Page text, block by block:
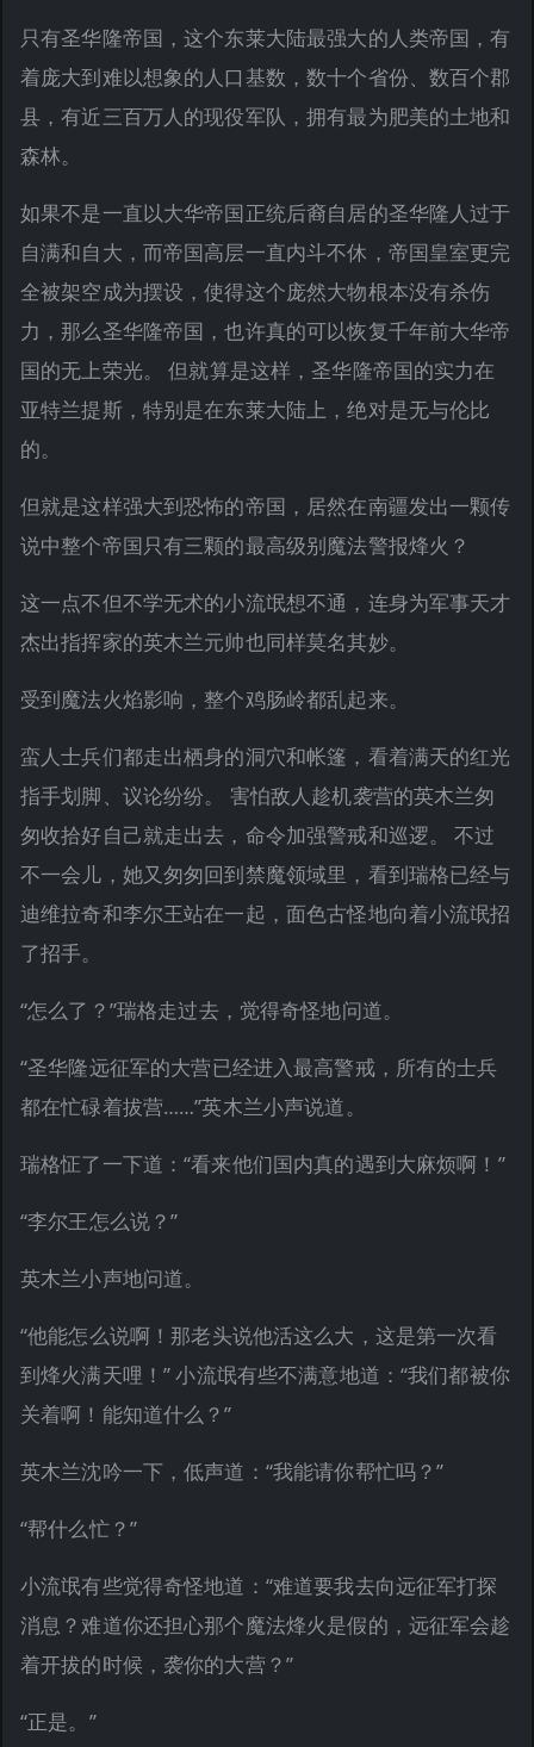
只有圣华隆帝国，这个东莱大陆最强大的人类帝国，有
着庞大到难以想象的人口基数，数十个省份、数百个郡
县，有近三百万人的现役军队，拥有最为肥美的土地和
森林。
如果不是一直以大华帝国正统后裔自居的圣华隆人过于
自满和自大，而帝国高层一直内斗不休，帝国皇室更完
全被架空成为摆设，使得这个庞然大物根本没有杀伤
力，那么圣华隆帝国，也许真的可以恢复千年前大华帝
国的无上荣光。 但就算是这样，圣华隆帝国的实力在
亚特兰提斯，特别是在东莱大陆上，绝对是无与伦比
的。
但就是这样强大到恐怖的帝国，居然在南疆发出一颗传
说中整个帝国只有三颗的最高级别魔法警报烽火？
这一点不但不学无术的小流氓想不通，连身为军事天才
杰出指挥家的英木兰元帅也同样莫名其妙。
受到魔法火焰影响，整个鸡肠岭都乱起来。
蛮人士兵们都走出栖身的洞穴和帐篷，看着满天的红光
指手划脚、议论纷纷。 害怕敌人趁机袭营的英木兰匆
匆收拾好自己就走出去，命令加强警戒和巡逻。 不过
不一会儿，她又匆匆回到禁魔领域里，看到瑞格已经与
迪维拉奇和李尔王站在一起，面色古怪地向着小流氓招
了招手。
“怎么了？”瑞格走过去，觉得奇怪地问道。
“圣华隆远征军的大营已经进入最高警戒，所有的士兵
都在忙碌着拔营……”英木兰小声说道。
瑞格怔了一下道：“看来他们国内真的遇到大麻烦啊！”
“李尔王怎么说？”
英木兰小声地问道。
“他能怎么说啊！那老头说他活这么大，这是第一次看
到烽火满天哩！” 小流氓有些不满意地道：“我们都被你
关着啊！能知道什么？”
英木兰沈吟一下，低声道：“我能请你帮忙吗？”
“帮什么忙？”
小流氓有些觉得奇怪地道：“难道要我去向远征军打探
消息？难道你还担心那个魔法烽火是假的，远征军会趁
着开拔的时候，袭你的大营？”
“正是。”